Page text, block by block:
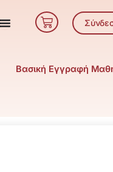
Cart
Βασική Εγγραφή